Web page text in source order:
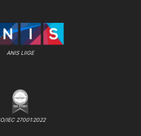
ANIS LIIGE
IEC 27001:2022